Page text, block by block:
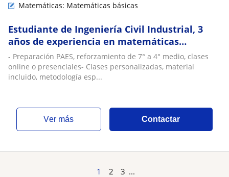
Matemáticas: Matemáticas básicas
Estudiante de Ingeniería Civil Industrial, 3
años de experiencia en matemáticas
universitarias y escolares
- Preparación PAES, reforzamiento de 7° a 4° medio, clases
online o presenciales- Clases personalizadas, material
incluido, metodología esp...
ver más Contactar
1 2 3 ...